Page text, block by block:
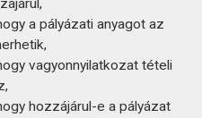
a pályázati anyagot az
vagyonnyilatkozat tételi
hozzájárul-e a pályázat